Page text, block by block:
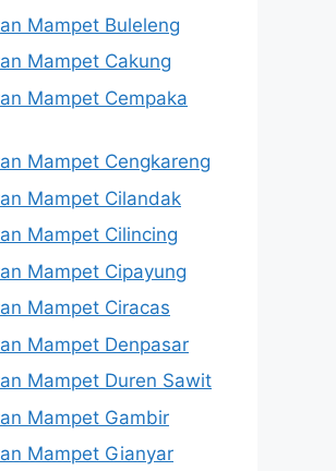
Mampet Buleleng
Mampet Cakung
Mampet Cempaka
Mampet Cengkareng
Mampet Cilandak
Mampet Cilincing
Mampet Cipayung
Mampet Ciracas
Mampet Denpasar
Mampet Duren Sawit
Mampet Gambir
Mampet Gianyar